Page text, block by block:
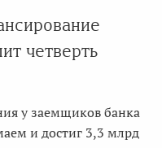
четверть
у заемщиков банка
и достиг 3,3 млрд